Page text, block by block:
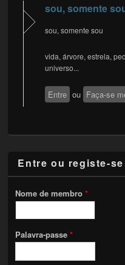
sou, somente
sou, somente sou
vida, árvore, estrela,
universo...
Entre ou Faça-se
Entre ou registe-se
Nome de membro*
Palavra-passe*